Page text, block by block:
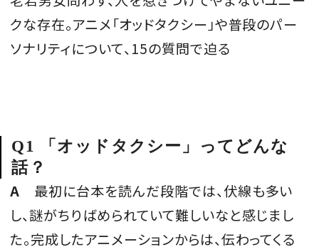
クな存在。アニメ「オッドタクシー」や普段のパー
ソナリティについて、15の質問で迫る
Q1 「オッドタクシー」ってどんな
話？
A 最初に台本を読んだ段階では、伏線も多い
し、謎がちりばめられていて難しいなと感じまし
た。完成したアニメーションからは、伝わってくる